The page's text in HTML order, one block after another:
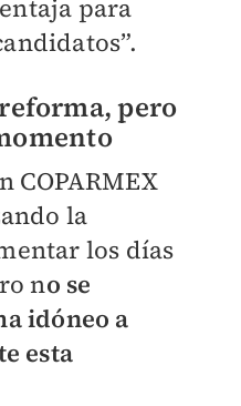
para
pero
COPARMEX
la
los días
no se
idóneo a
esta